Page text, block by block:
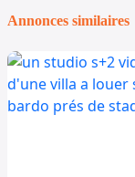
Annonces similaires